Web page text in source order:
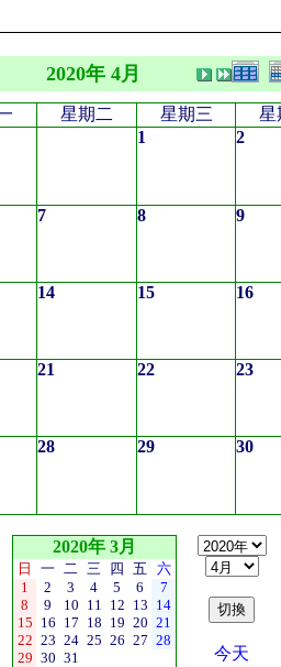
2020年 4月
星期二 星期三
星
1
2
7 8 9
14 15 16
21 22 23
28 29 30
2020年 3月
日 一 二 三 四 五
六
1
2 3 4 5 6
7
8
9 10 11 12 13 14
15 16 17 18 19 20 21
22 23 24 25 26 27 28
29 30 31 今天